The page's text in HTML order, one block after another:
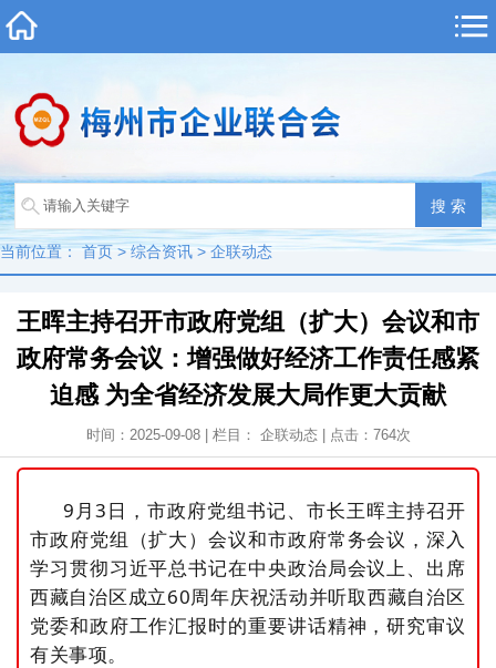
当前位置：首页>综合资讯>企联动态
王晖主持召开市政府党组（扩大）会议和市
政府常务会议：增强做好经济工作责任感紧
迫感 为全省经济发展大局作更大贡献
时间：2025-09-08 | 栏目： 企联动态| 点击： 764次
9月3日，市政府党组书记、市长王晖主持召开
市政府党组（扩大）会议和市政府常务会议，深入
学习贯彻习近平总书记在中央政治局会议上、出席
西藏自治区成立60周年庆祝活动并听取西藏自治区
党委和政府工作汇报时的重要讲话精神，研究审议
有关事项。